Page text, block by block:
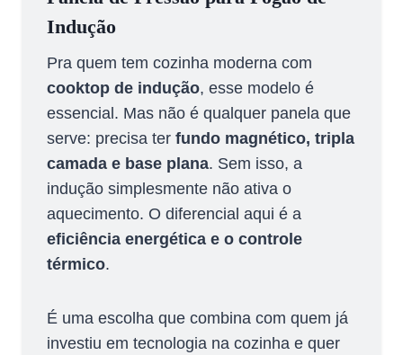
Indução
Pra quem tem cozinha moderna com
cooktop de indução, esse modelo é
essencial. Mas não é qualquer panela que
serve: precisa ter fundo magnético, tripla
camada e base plana. Sem isso, a
indução simplesmente não ativa o
aquecimento. O diferencial aqui é a
eficiência energética e o controle
térmico.
É uma escolha que combina com quem já
investiu em tecnologia na cozinha e quer